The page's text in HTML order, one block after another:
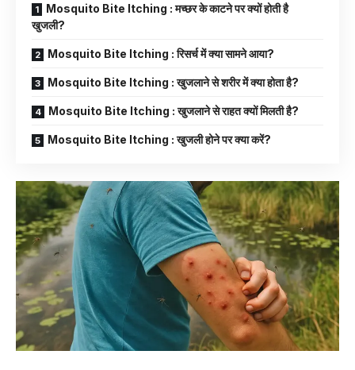
Mosquito Bite Itching : मच्छर के काटने पर क्यों होती है
खुजली?
Mosquito Bite Itching : रिसर्च में क्या सामने आया?
Mosquito Bite Itching : खुजलाने से शरीर में क्या होता है?
Mosquito Bite Itching : खुजलाने से राहत क्यों मिलती है?
Mosquito Bite Itching : खुजली होने पर क्या करें?